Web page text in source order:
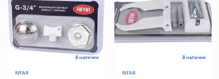
В наличии
RIFAR
В наличии
RIFAR